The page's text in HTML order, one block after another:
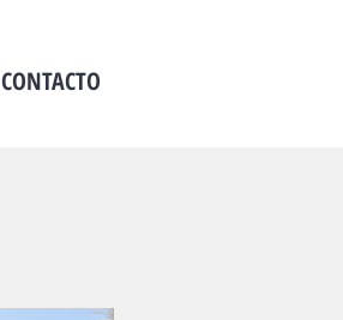
CONTACTO